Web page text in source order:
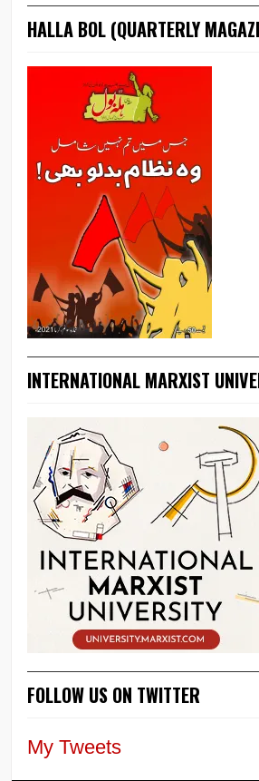
HALLA BOL (QUARTERLY
INTERNATIONAL MARXIST
FOLLOW US ON TWITTER
My Tweets